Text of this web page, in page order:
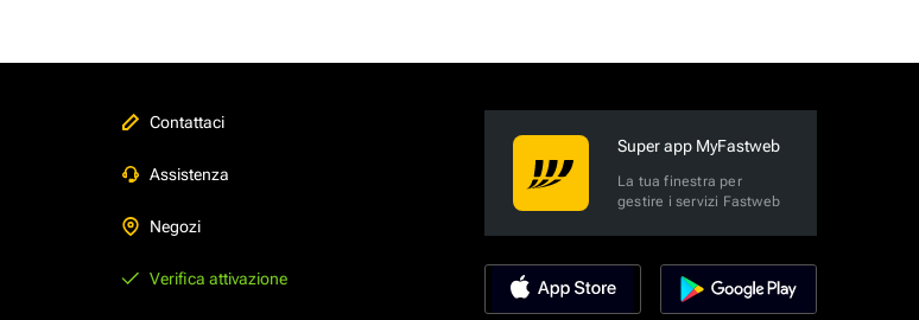
Contattaci
Assistenza
Negozi
Verifica attivazione
Super app MyFastweb
La tua finestra per
gestire i servizi Fastweb